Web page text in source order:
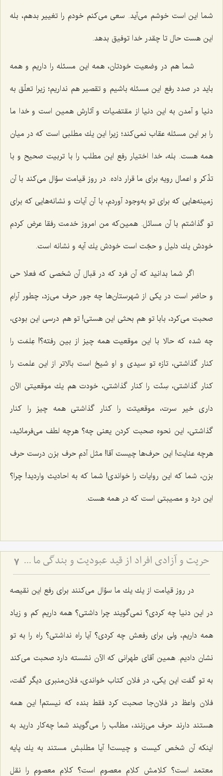
شما این است خوشم می‌آید. سعی می‌كنم خودم را تغییر بدهم، بله
این هست حال تا چقدر خدا توفیق بدهد.
شما هم در وضعیت خودتان، همه این مسئله را داریم و همه
باید در صدد رفع این مسئله باشیم و تقصیر هم نداریم؛ زیرا تعلّق به
دنیا و آمدن به این دنیا از مقتضیات و آثارش همین است و خدا ما
را بر این مسئله عقاب نمی‌كند؛ زیرا این یك مطلبی است كه در میان
همه هست. بله، خدا اختیار رفع این مطلب را با تربیت صحیح و با
تذّكر و اعمال رویه برای ما قرار داده. در روز قیامت سؤال می‌كند با آن
زمینه‌هایی كه برای تو به‌وجود آوردم، با آن آیات و نشانه‌هایی كه برای
تو گذاشتم با آن مسائل. همین‌كه من امروز خدمت رفقا عرض كردم
خودش یك دلیل و حجّت است خودش یك آیه و نشانه است.
اگر شما بدانید كه آن فرد كه در قبال آن شخصی كه فعلا حی
و حاضر است در یكی از شهرستان‌ها چه جور حرف می‌زد، چطور آرام
صحبت می‌كرد، بابا تو هم بحثی این هستی! تو هم درسی این بودی،
چه شده كه حالا با این موقعیت همه چیز از بین رفته؟! عِلمَت را
كنار گذاشتی، تازه تو سیدی و او شیخ است بالاتر از این علمت را
كنار گذاشتی، سِنّت را كنار گذاشتی، خودت هم یك موقعیتی الآن
داری خیر سرت، موقعیتت را كنار گذاشتی همه چیز را كنار
گذاشتی، این نحوه صحبت كردن یعنی چه؟ هرچه لطف می‌فرمائید،
هرچه عنایت! این حرف‌ها چیست آقا! مثل آدم حرف بزن درست حرف
بزن، شما كه این روایات را خواندی! شما كه به احادیث واردید! چرا؟
این درد و مصیبتی است كه در همه هست.
حریت و آزادى افراد از قید عبودیت و بندگى ما سوی اللَه 7
در روز قیامت از یك یك ما سؤال می‌كنند برای رفع این نقیصه
در این دنیا چه كردی؟ نمی‌گویند چرا داشتی؟ همه داریم كم و زیاد
همه داریم، ولی برای رفعش چه كردی؟ آیا راه نداشتی؟ راه را به تو
نشان دادیم. همین آقای طهرانی كه الآن نشسته دارد صحبت می‌كند
به تو گفت این یكی، در فلان كتاب خواندی، فلان‌منبری دیگر گفت،
فلان واعظ در فلان‌جا صحبت كرد فقط بنده كه نیستم! این همه
هستند دارند حرف می‌زنند، مطالب را می‌گویند شما چه‌كار دارید به
اینكه آن شخص كیست و چیست! آیا مطلبش مستند به یك پایه
معتمد است؟ كلامش كلام معصوم است؟ كلام معصوم را نقل